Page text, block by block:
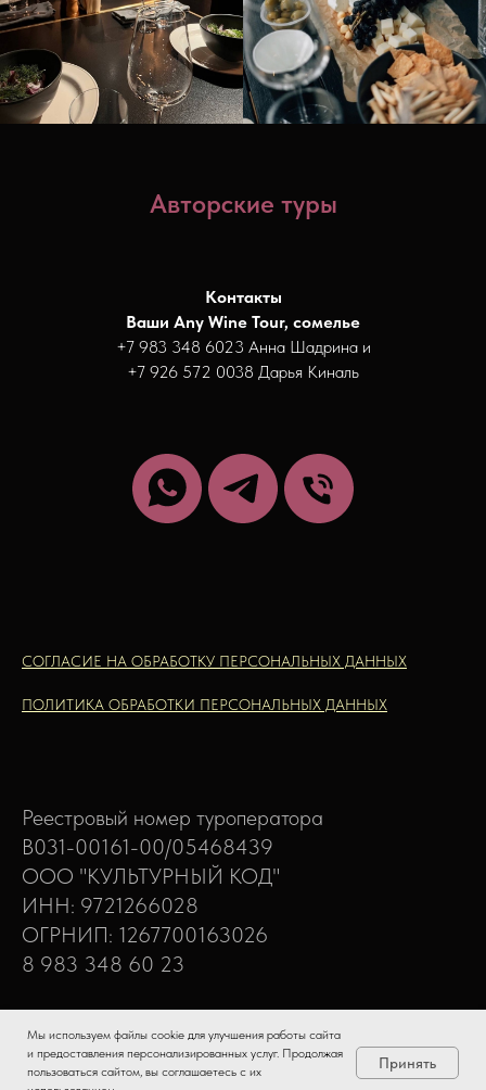
Мы используем файлы сооkie для улучшения работы сайта
и предоставления персонализированных услуг. Продолжая
пользоваться сайтом, вы соглашаетесь с их
Принять
Авторские туры
Контакты
Ваши Any Wine Tour, сомелье
+7 983 348 6023 Анна Шадрина и
+7 926 572 0038 Дарья Киналь
СОГЛАСИЕ НА ОБРАБОТКУ ПЕРСОНАЛЬНЫХ ДАННЫХ
ПОЛИТИКА ОБРАБОТКИ ПЕРСОНАЛЬНЫХ ДАННЫХ
Реестровый номер туроператора
В031-00161-00/05468439
ООО "КУЛЬТУРНЫЙ КОД"
ИНН: 9721266028
ОГРНИП: 1267700163026
8 983 348 60 23
ул Маресьева, дом 6, корпус 2, оф. 166